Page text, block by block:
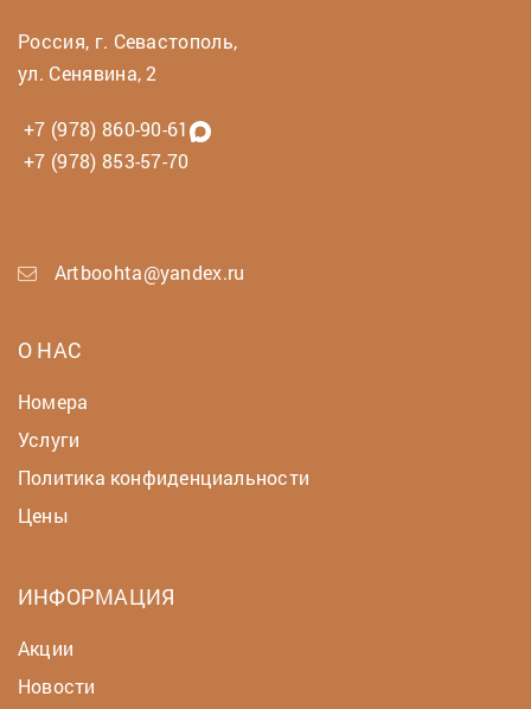
Россия, г. Севастополь,
ул. Сенявина, 2
+7 (978) 860-90-61
+7 (978) 853-57-70
Artboohta@yandex.ru
О НАС
Номера
Услуги
Политика конфиденциальности
Цены
ИНФОРМАЦИЯ
Акции
Новости